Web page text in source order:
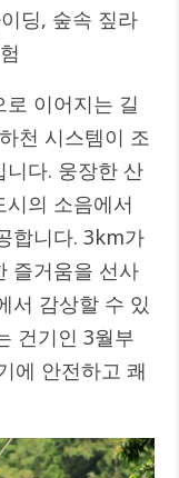
딩, 숲속 짚라
이어지는 길
천 시스템이 조
다. 웅장한 산
의 소음에서
합니다.3km가
즐거움을 선사
서 감상할 수 있
건기인 3월부
에 안전하고 쾌